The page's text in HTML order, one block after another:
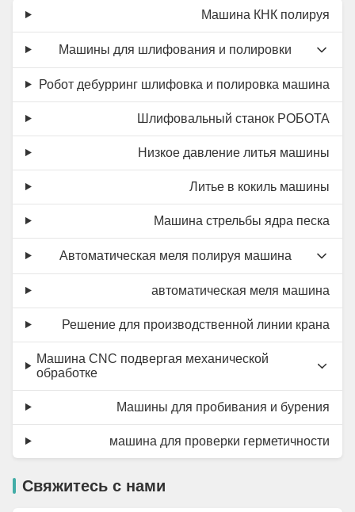
Машина КНК полируя
Машины для шлифования и полировки
Робот дебурринг шлифовка и полировка машина
Шлифовальный станок РОБОТА
Низкое давление литья машины
Литье в кокиль машины
Машина стрельбы ядра песка
Автоматическая меля полируя машина
автоматическая меля машина
Решение для производственной линии крана
Машина CNC подвергая механической
обработке
Машины для пробивания и бурения
машина для проверки герметичности
Свяжитесь с нами